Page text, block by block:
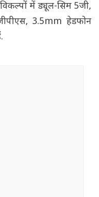
में ड्यूल-सिम 5जी,
3.5mm हेडफोन